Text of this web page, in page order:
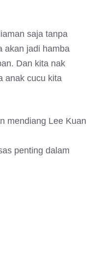
saja tanpa
akan jadi hamba
Dan kita nak
anak cucu kita
mendiang Lee Kuan
penting dalam